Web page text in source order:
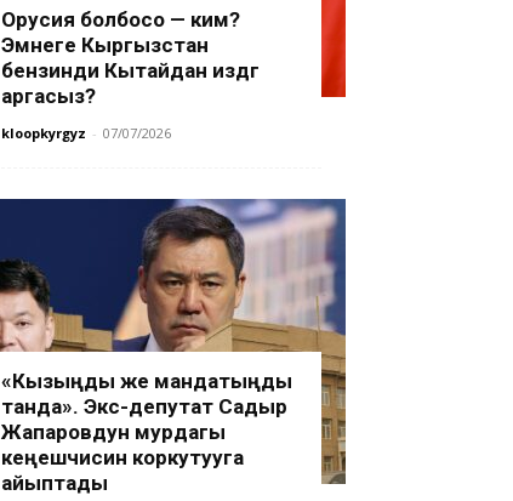
Орусия болбосо — ким?
Эмнеге Кыргызстан
бензинди Кытайдан издөөгө
аргасыз?
kloopkyrgyz - 07/07/2026
«Кызыңды же мандатыңды
танда». Экс-депутат Садыр
Жапаровдун мурдагы
кеңешчисин коркутууга
айыптады